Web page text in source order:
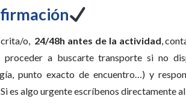
o, 24/48h antes de la actividad ,
, proceder a buscarte transporte si no
punto exacto de encuentro…) y
es algo urgente escríbenos directamente